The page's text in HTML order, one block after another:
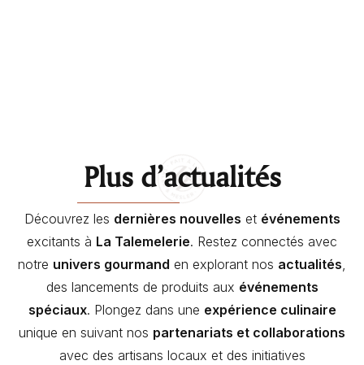
Plus d’actualités
Découvrez les dernières nouvelles et événements
excitants à La Talemelerie. Restez connectés avec
notre univers gourmand en explorant nos actualités,
des lancements de produits aux événements
spéciaux. Plongez dans une expérience culinaire
unique en suivant nos partenariats et collaborations
avec des artisans locaux et des initiatives